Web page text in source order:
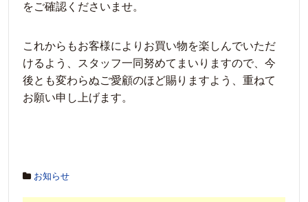
をご確認くださいませ。
これからもお客様によりお買い物を楽しんでいただ
けるよう、スタッフ一同努めてまいりますので、今
後とも変わらぬご愛顧のほど賜りますよう、重ねて
お願い申し上げます。
お知らせ